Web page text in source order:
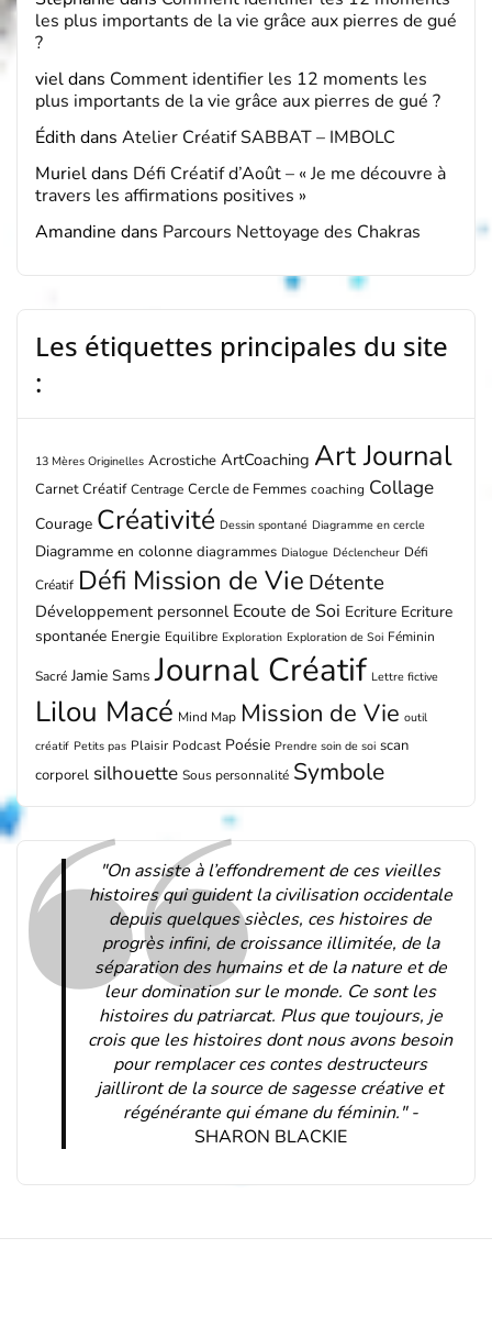
les plus importants de la vie grâce aux pierres de gué
?
vieldans Comment identifier les 12 moments les
plus importants de la vie grâce aux pierres de gué ?
Édith dans Atelier Créatif SABBAT – IMBOLC
Murieldans Défi Créatif d’Août – « Je me découvre à
travers les affirmations positives »
Amandine dans Parcours Nettoyage des Chakras
Les étiquettes principales du site
:
13 Mères Originelles Acrostiche ArtCoaching Art Journal
Carnet Créatif Centrage Cercle de Femmes coaching Collage
Courage Créativité Dessin spontané Diagramme en cercle
Diagramme en colonne diagrammes Dialogue Déclencheur Défi
Créatif Défi Mission de Vie Détente
Développement personnel Ecoute de Soi Ecriture Ecriture
spontanée Energie Equilibre Exploration Exploration de Soi Féminin
Sacré Jamie Sams Journal Créatif Lettre fictive
Lilou Macé Mind Map Mission de Vie outil
créatif Petits pas Plaisir Podcast Poésie Prendre soin de soi scan
corporel silhouette Sous personnalité Symbole
"On assiste à l’effondrement de ces vieilles
histoires qui guident la civilisation occidentale
depuis quelques siècles, ces histoires de
progrès infini, de croissance illimitée, de la
séparation des humains et de la nature et de
leur domination sur le monde. Ce sont les
histoires du patriarcat. Plus que toujours, je
crois que les histoires dont nous avons besoin
pour remplacer ces contes destructeurs
jailliront de la source de sagesse créative et
régénérante qui émane du féminin." -
SHARON BLACKIE